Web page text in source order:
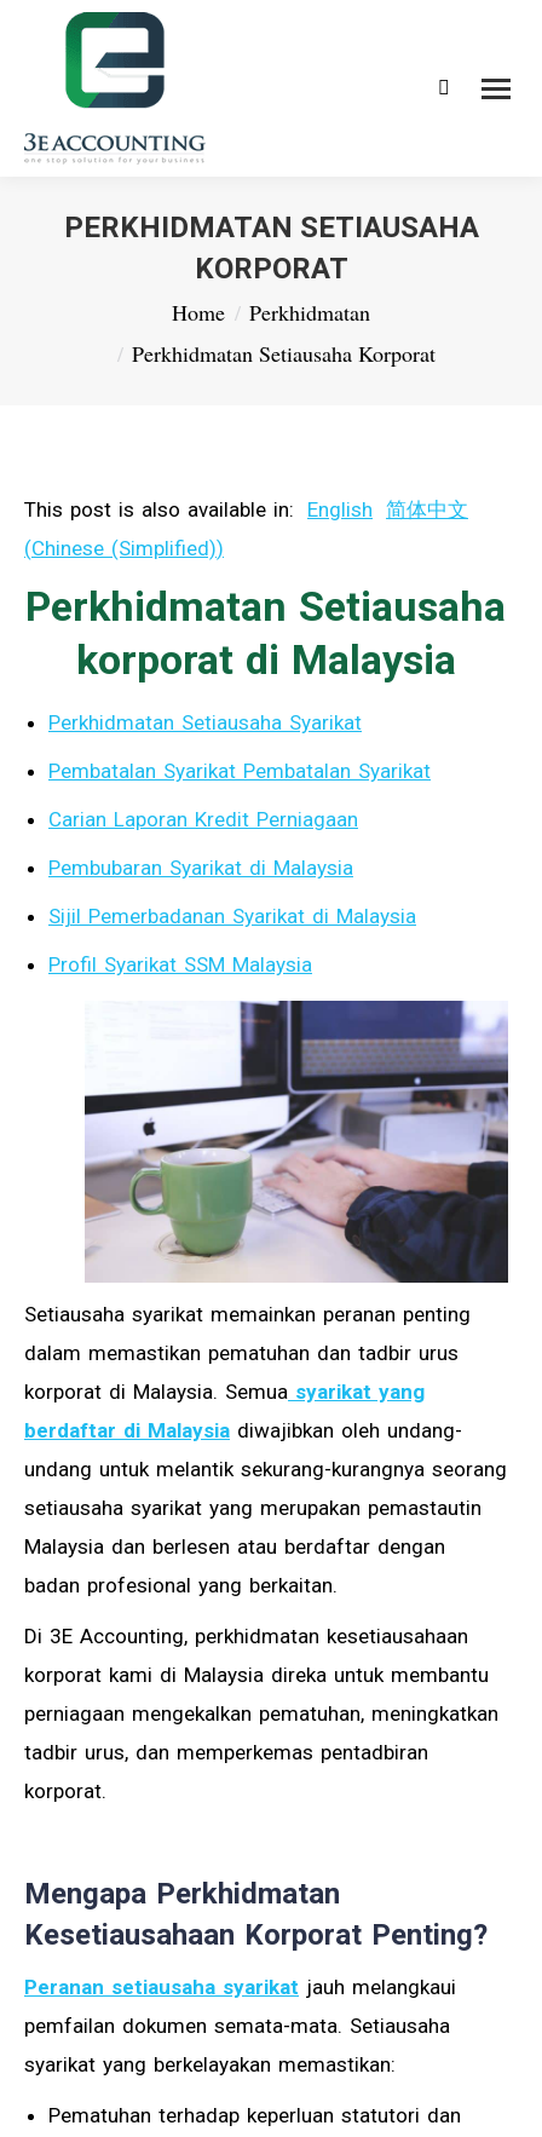
Search:
PERKHIDMATAN SETIAUSAHA
KORPORAT
Home
Perkhidmatan
Perkhidmatan Setiausaha Korporat
This post is also available in: English 简体中文
(Chinese (Simplified))
Perkhidmatan Setiausaha
korporat di Malaysia
Perkhidmatan Setiausaha Syarikat
Pembatalan Syarikat Pembatalan Syarikat
Carian Laporan Kredit Perniagaan
Pembubaran Syarikat di Malaysia
Sijil Pemerbadanan Syarikat di Malaysia
Profil Syarikat SSM Malaysia
Setiausaha syarikat memainkan peranan penting
dalam memastikan pematuhan dan tadbir urus
korporat di Malaysia. Semua syarikat yang
berdaftar di Malaysia diwajibkan oleh undang-
undang untuk melantik sekurang-kurangnya seorang
setiausaha syarikat yang merupakan pemastautin
Malaysia dan berlesen atau berdaftar dengan
badan profesional yang berkaitan.
Di 3E Accounting, perkhidmatan kesetiausahaan
korporat kami di Malaysia direka untuk membantu
perniagaan mengekalkan pematuhan, meningkatkan
tadbir urus, dan memperkemas pentadbiran
korporat.
Mengapa Perkhidmatan
Kesetiausahaan Korporat Penting?
Peranan setiausaha syarikat jauh melangkaui
pemfailan dokumen semata-mata. Setiausaha
syarikat yang berkelayakan memastikan:
Pematuhan terhadap keperluan statutori dan